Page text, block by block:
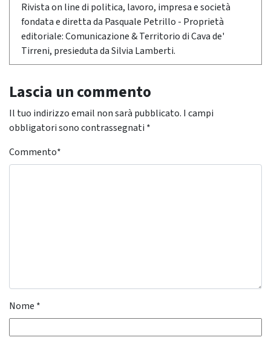
Rivista on line di politica, lavoro, impresa e società
fondata e diretta da Pasquale Petrillo - Proprietà
editoriale: Comunicazione & Territorio di Cava de'
Tirreni, presieduta da Silvia Lamberti.
Lascia un commento
Il tuo indirizzo email non sarà pubblicato. I campi
obbligatori sono contrassegnati *
Commento*
Nome *